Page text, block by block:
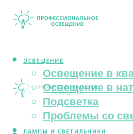
ОСВЕЩЕНИЕ
Освещение в
Освещение в
Подсветка
Проблемы со
ЛАМПЫ И СВЕТИЛЬНИКИ